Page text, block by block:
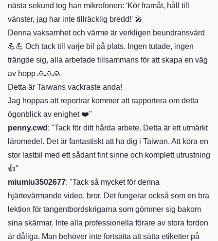
nästa sekund tog han mikrofonen: 'Kör framåt, håll till
vänster, jag har inte tillräcklig bredd!' 🎤
Denna vaksamhet och värme är verkligen beundransvärd
💪💪 Och tack till varje bil på plats. Ingen tutade, ingen
trängde sig, alla arbetade tillsammans för att skapa en väg
av hopp 🙏🙏🙏
Detta är Taiwans vackraste anda!
Jag hoppas att reportrar kommer att rapportera om detta
ögonblick av enighet ❤️"
penny.cwd : "Tack för ditt hårda arbete. Detta är ett utmärkt
läromedel. Det är fantastiskt att ha dig i Taiwan. Att köra en
stor lastbil med ett sådant fint sinne och komplett utrustning
👍"
miumiu3502677: "Tack så mycket för denna
hjärtevärmande video, bror. Det fungerar också som en bra
lektion för tangentbordskrigarna som gömmer sig bakom
sina skärmar. Inte alla professionella förare av stora fordon
är dåliga. Man behöver inte fortsätta att sätta etiketter på